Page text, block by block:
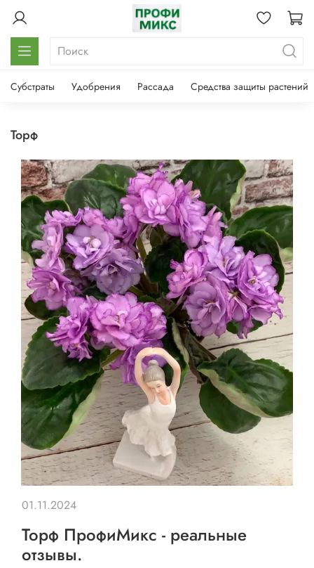
Субстраты Удобрения Рассада Средства защиты растений
торф
Торф ПрофиМикс - реальные
отзывы.
01.11.2024